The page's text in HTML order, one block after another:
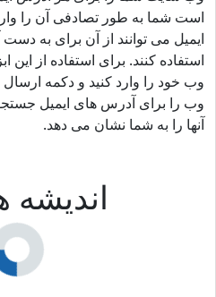
است شما به طور تصادفی آن را
ایمیل می توانند از آن برای به
استفاده کنند. برای استفاده از این
وب خود را وارد کنید و دکمه ارسال
وب را برای آدرس های ایمیل
آنها را به شما نشان می دهد.
اندیشه